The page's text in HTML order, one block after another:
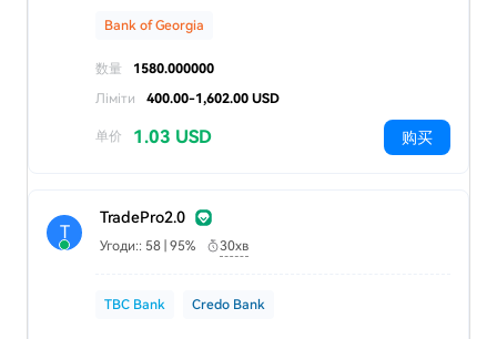
Bank of Georgia
数量
1580.000000
Ліміти
400.00-1,602.00 USD
单价 1.03 USD 购买
T
TradePro2.0
Угоди:: 58 | 95% 30хв
TBC Bank Credo Bank